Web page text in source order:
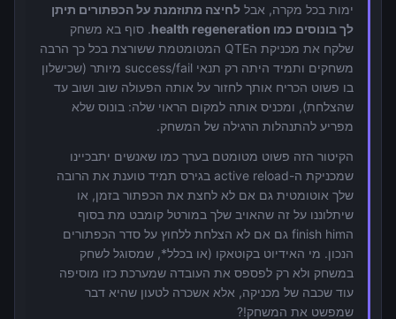
ימות בכל מקרה, אבל לחיצה מתוזמנת על הכפתורים תיתן
לך בונוסים כמו health regeneration
. סוף בא משחק
שלקח את מכניקת הQTE המטומטמת ששורצת בכל כך הרבה
משחקים ותמיד היתה רק תנאי success/fail מיותר (שכישלון
בו פשוט הכריח אותך לחזור על אותה הפעולה שוב ושוב עד
שהצלחת), ומכניס אותה למקום הראוי שלה: בונוס שלא
מפריע להתנהלות הרגילה של המשחק.
הקיטור הזה פשוט מטומטם בערך כמו שאנשים יתבכיינו
שמכניקת ה-active reload בגירס תמיד טוענת את הרובה
שלך אוטומטית גם אם לא לחצת את הכפתור בזמן, או
שיתלוננו על זה שהאויב שלך במורטל קומבט מת בסוף
הfinish him גם אם לא הצלחת ללחוץ על סדר הכפתורים
הנכון. מי האידיוט בקוטאקו (או בכלל*, שמסוגל לשחק
במשחק ולא רק לפספס את העובדה שמערכת כזו מוסיפה
עוד שכבה של מכניקה, אלא אשכרה לטעון שהיא דבר
שמפשט את המשחק!?